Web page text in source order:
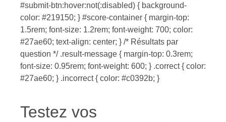
#submit-btn:hover:not(:disabled) { background-
color: #219150; } #score-container { margin-top:
1.5rem; font-size: 1.2rem; font-weight: 700; color:
#27ae60; text-align: center; } /* Résultats par
question */ .result-message { margin-top: 0.3rem;
font-size: 0.95rem; font-weight: 600; } .correct { color:
#27ae60; } .incorrect { color: #c0392b; }
Testez vos